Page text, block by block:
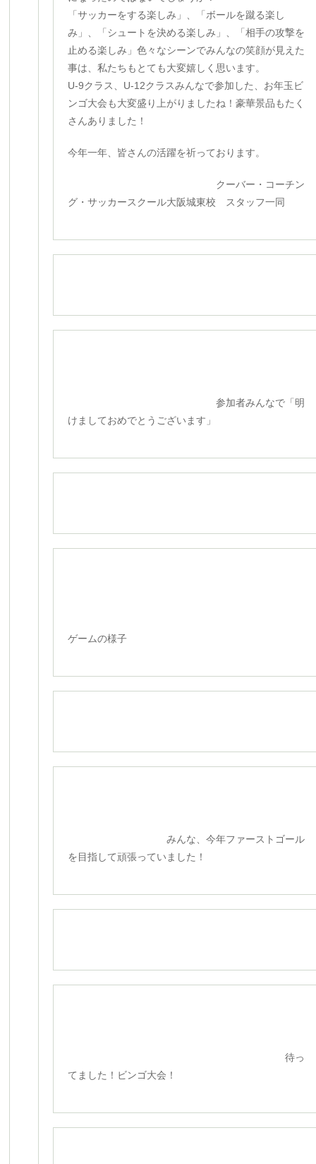
「サッカーをする楽しみ」、「ボールを蹴る楽し
み」、「シュートを決める楽しみ」、「相手の攻撃を
止める楽しみ」色々なシーンでみんなの笑顔が見えた
事は、私たちもとても大変嬉しく思います。
U-9クラス、U-12クラスみんなで参加した、お年玉ビ
ンゴ大会も大変盛り上がりましたね！豪華景品もたく
さんありました！
今年一年、皆さんの活躍を祈っております。
クーバー・コーチン
グ・サッカースクール大阪城東校 スタッフ一同
参加者みんなで「明
けましておめでとうございます」
ゲームの様子
みんな、今年ファーストゴール
を目指して頑張っていました！
待っ
てました！ビンゴ大会！